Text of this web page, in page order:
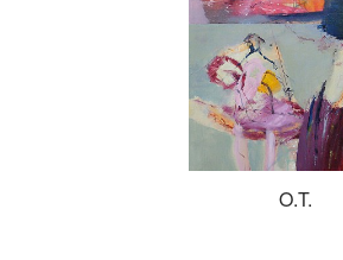
O.T.